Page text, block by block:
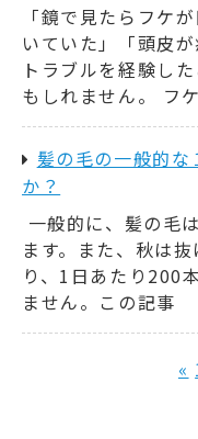
「鏡で見たらフケ
いていた」「頭皮
トラブルを経験し
もしれません。 フ
髪の毛の一般的
か？
一般的に、髪の毛
ます。また、秋は
り、1日あたり200
ません。この記事
«